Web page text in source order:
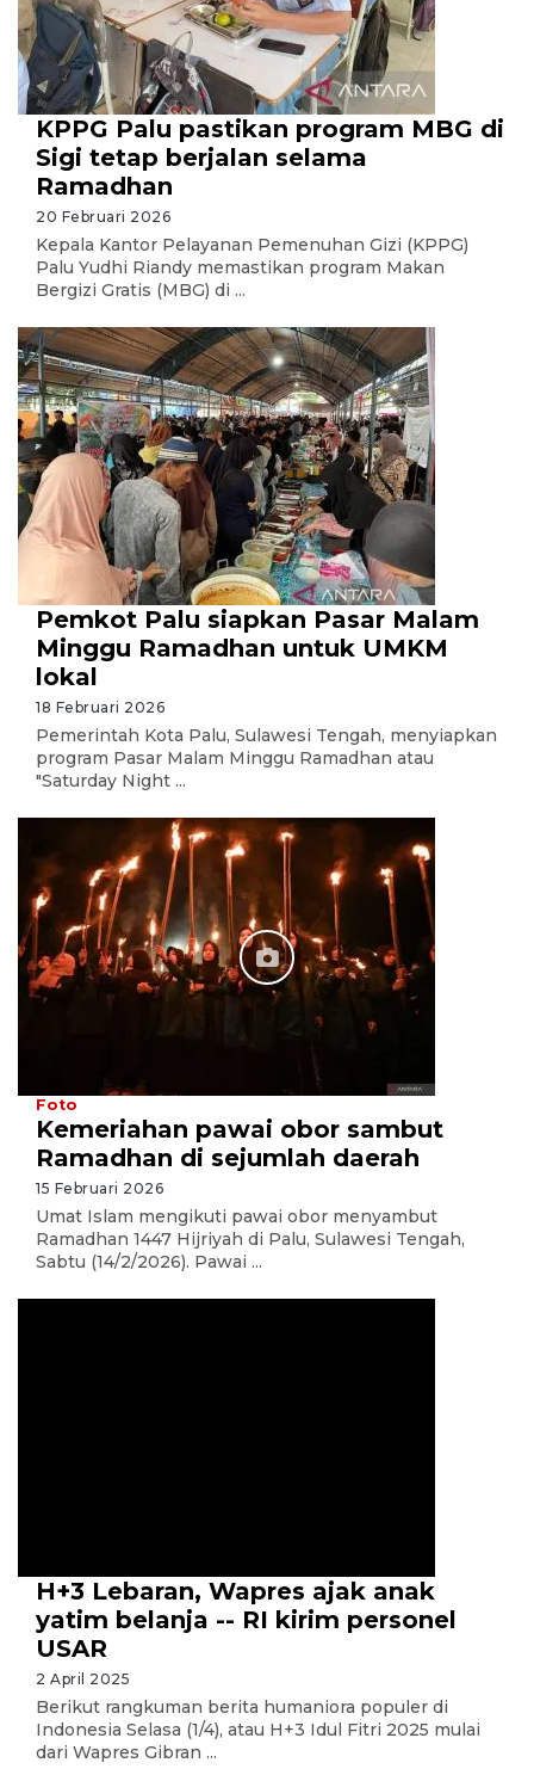
KPPG Palu pastikan program MBG di
Sigi tetap berjalan selama
Ramadhan
20 Februari 2026
Kepala Kantor Pelayanan Pemenuhan Gizi (KPPG)
Palu Yudhi Riandy memastikan program Makan
Bergizi Gratis (MBG) di ...
Pemkot Palu siapkan Pasar Malam
Minggu Ramadhan untuk UMKM
lokal
18 Februari 2026
Pemerintah Kota Palu, Sulawesi Tengah, menyiapkan
program Pasar Malam Minggu Ramadhan atau
"Saturday Night ...
Foto
Kemeriahan pawai obor sambut
Ramadhan di sejumlah daerah
15 Februari 2026
Umat Islam mengikuti pawai obor menyambut
Ramadhan 1447 Hijriyah di Palu, Sulawesi Tengah,
Sabtu (14/2/2026). Pawai ...
H+3 Lebaran, Wapres ajak anak
yatim belanja -- RI kirim personel
USAR
2 April 2025
Berikut rangkuman berita humaniora populer di
Indonesia Selasa (1/4), atau H+3 Idul Fitri 2025 mulai
dari Wapres Gibran ...